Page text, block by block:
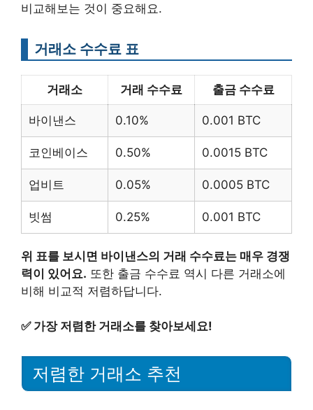
비교해보는 것이 중요해요.
거래소 수수료 표
거래소 거래 수수료 출금 수수료
바이낸스 0.10% 0.001 BTC
코인베이스 0.50% 0.0015 BTC
업비트 0.05% 0.0005 BTC
빗썸 0.25% 0.001 BTC
위 표를 보시면 바이낸스의 거래 수수료는 매우 경쟁
력이 있어요. 또한 출금 수수료 역시 다른 거래소에
비해 비교적 저렴하답니다.
✅ 가장 저렴한 거래소를 찾아보세요!
저렴한 거래소 추천